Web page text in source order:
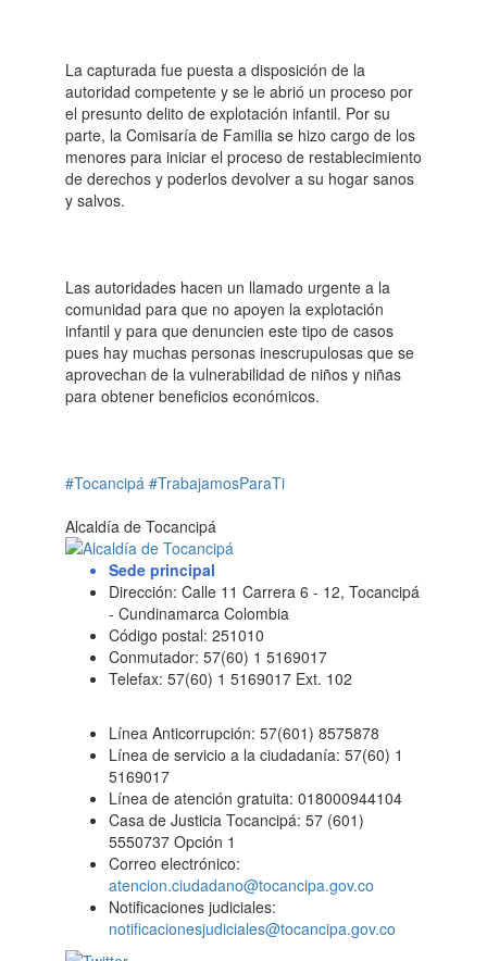
La capturada fue puesta a disposición de la
autoridad competente y se le abrió un proceso por
el presunto delito de explotación infantil. Por su
parte, la Comisaría de Familia se hizo cargo de los
menores para iniciar el proceso de restablecimiento
de derechos y poderlos devolver a su hogar sanos
y salvos.
Las autoridades hacen un llamado urgente a la
comunidad para que no apoyen la explotación
infantil y para que denuncien este tipo de casos
pues hay muchas personas inescrupulosas que se
aprovechan de la vulnerabilidad de niños y niñas
para obtener beneficios económicos.
#Tocancipá #TrabajamosParaTi
Alcaldía de Tocancipá
Sede principal
Dirección: Calle 11 Carrera 6 - 12, Tocancipá
- Cundinamarca Colombia
Código postal: 251010
Conmutador: 57(60) 1 5169017
Telefax: 57(60) 1 5169017 Ext. 102
Línea Anticorrupción: 57(601) 8575878
Línea de servicio a la ciudadanía: 57(60) 1
5169017
Línea de atención gratuita: 018000944104
Casa de Justicia Tocancipá: 57 (601)
5550737 Opción 1
Correo electrónico:
atencion.ciudadano@tocancipa.gov.co
Notificaciones judiciales:
notificacionesjudiciales@tocancipa.gov.co